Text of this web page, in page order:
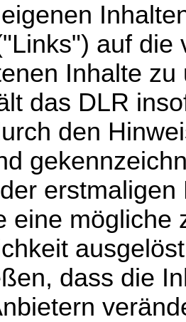
auf die
Inhalte
das DLR
den
eine mögliche
dass die